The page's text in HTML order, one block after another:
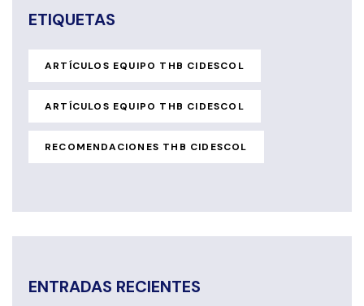
ETIQUETAS
ARTÍCULOS EQUIPO THB CIDESCOL
ARTÍCULOS EQUIPO THB CIDESCOL
RECOMENDACIONES THB CIDESCOL
ENTRADAS RECIENTES